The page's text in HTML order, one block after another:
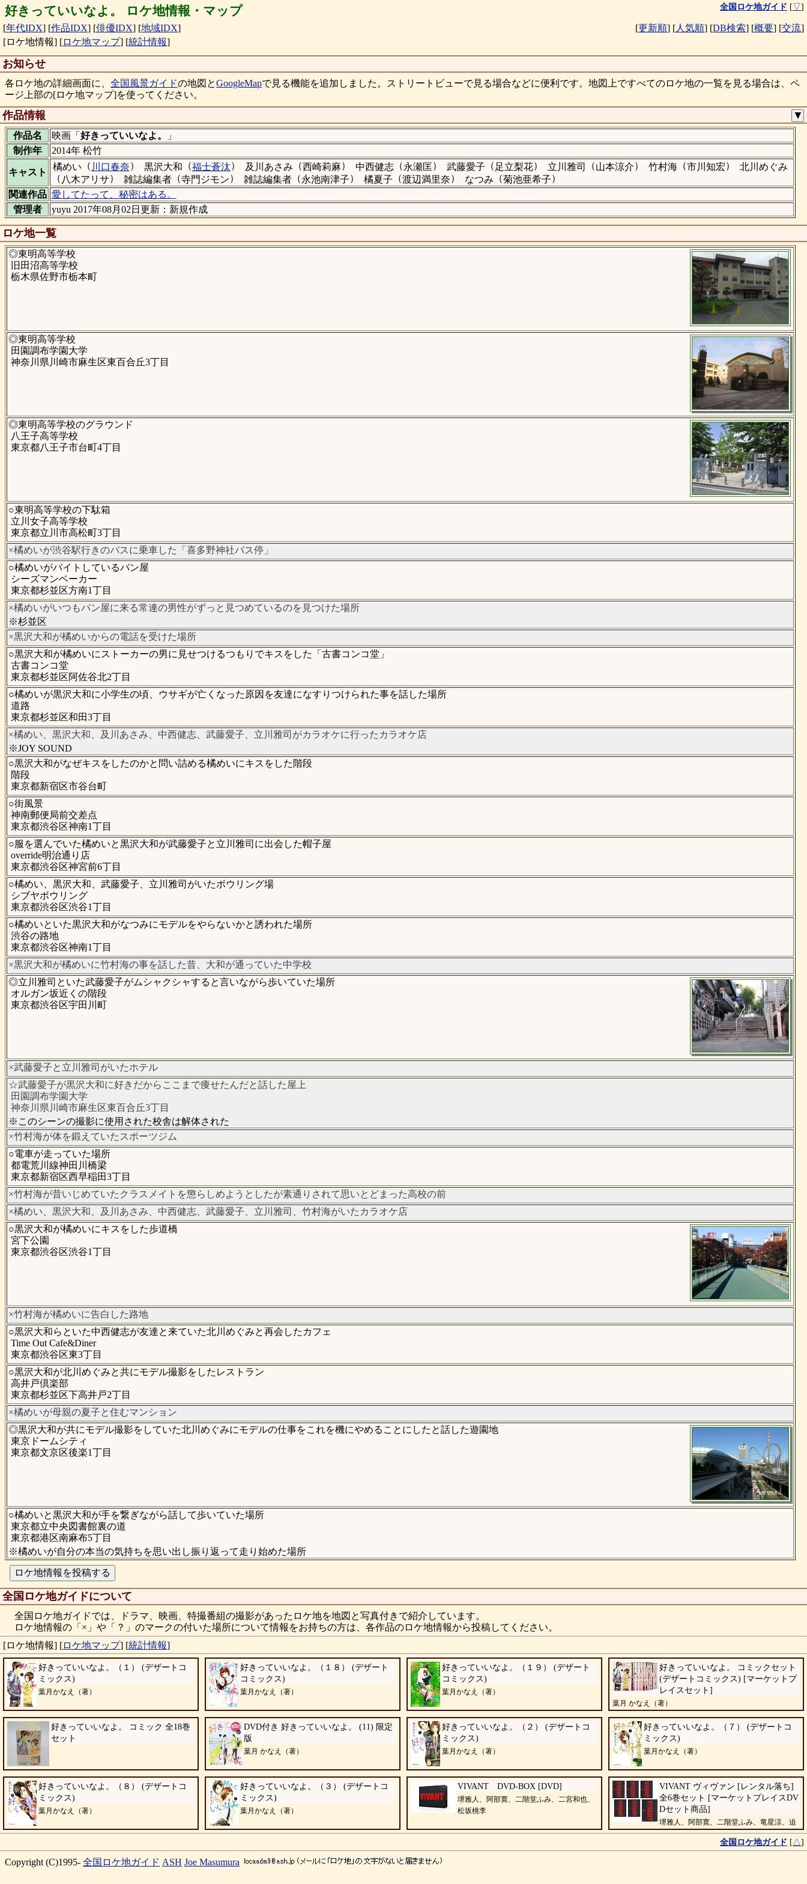
好きっていいなよ。 ロケ地情報・マップ 全国ロケ地ガイド [▽]
[年代IDX] [作品IDX] [俳優IDX] [地域IDX] [更新順] [人気順] [DB検索] [概要] [交流]
[ロケ地情報] [ロケ地マップ] [統計情報]
お知らせ
各ロケ地の詳細画面に、 全国風景ガイドの地図とGoogleMapで見る機能を追加しました。ストリートビューで見る場合などに便利です。地図上ですべてのロケ地の一覧を見る場合は、ペ
ージ上部の[ロケ地マップ]を使ってください。
作品情報 ▼
作品名 映画「 好きっていいなよ。
」
制作年
2014年 松竹
キャスト
橘めい （ 川口春奈） 黒沢大和 （福士蒼汰） 及川あさみ （西崎莉麻） 中西健志（永瀬匡） 武藤愛子 （ 足立梨花） 立川雅司 （山本涼介） 竹村海（市川知宏）
北川めぐみ
（ 八木アリサ） 雑誌編集者（寺門ジモン） 雑誌編集者（永池南津子） 橘夏子 （渡辺満里奈） なつみ （菊池亜希子）
関連作品 愛してたって、秘密はある。
管理者
yuyu 2017年08月02日更新：新規作成
ロケ地一覧
◎東明高等学校
旧田沼高等学校
栃木県佐野市栃本町
◎東明高等学校
田園調布学園大学
神奈川県川崎市麻生区東百合丘3丁目
◎東明高等学校のグラウンド
八王子高等学校
東京都八王子市台町4丁目
○東明高等学校の下駄箱
立川女子高等学校
東京都立川市高松町3丁目
×橘めいが渋谷駅行きのバスに乗車した「喜多野神社バス停」
○橘めいがバイトしているパン屋
シーズマンベーカー
東京都杉並区方南1丁目
×橘めいがいつもパン屋に来る常連の男性がずっと見つめているのを見つけた場所
※杉並区
×黒沢大和が橘めいからの電話を受けた場所
○黒沢大和が橘めいにストーカーの男に見せつけるつもりでキスをした「古書コンコ堂」
古書コンコ堂
東京都杉並区阿佐谷北2丁目
○橘めいが黒沢大和に小学生の頃、ウサギが亡くなった原因を友達になすりつけられた事を話した場所
道路
東京都杉並区和田3丁目
×橘めい、黒沢大和、及川あさみ、中西健志、武藤愛子、立川雅司がカラオケに行ったカラオケ店
※JOY SOUND
○黒沢大和がなぜキスをしたのかと問い詰める橘めいにキスをした階段
階段
東京都新宿区市谷台町
○街風景
神南郵便局前交差点
東京都渋谷区神南1丁目
○服を選んでいた橘めいと黒沢大和が武藤愛子と立川雅司に出会した帽子屋
override明治通り店
東京都渋谷区神宮前6丁目
○橘めい、黒沢大和、武藤愛子、立川雅司がいたボウリング場
シブヤボウリング
東京都渋谷区渋谷1丁目
○橘めいといた黒沢大和がなつみにモデルをやらないかと誘われた場所
渋谷の路地
東京都渋谷区神南1丁目
×黒沢大和が橘めいに竹村海の事を話した昔、大和が通っていた中学校
◎立川雅司といた武藤愛子がムシャクシャすると言いながら歩いていた場所
オルガン坂近くの階段
東京都渋谷区宇田川町
×武藤愛子と立川雅司がいたホテル
☆武藤愛子が黒沢大和に好きだからここまで痩せたんだと話した屋上
田園調布学園大学
神奈川県川崎市麻生区東百合丘3丁目
※このシーンの撮影に使用された校舎は解体された
×竹村海が体を鍛えていたスポーツジム
○電車が走っていた場所
都電荒川線神田川橋梁
東京都新宿区西早稲田3丁目
×竹村海が昔いじめていたクラスメイトを懲らしめようとしたが素通りされて思いとどまった高校の前
×橘めい、黒沢大和、及川あさみ、中西健志、武藤愛子、立川雅司、竹村海がいたカラオケ店
○黒沢大和が橘めいにキスをした歩道橋
宮下公園
東京都渋谷区渋谷1丁目
×竹村海が橘めいに告白した路地
○黒沢大和らといた中西健志が友達と来ていた北川めぐみと再会したカフェ
Time Out Cafe&Diner
東京都渋谷区東3丁目
○黒沢大和が北川めぐみと共にモデル撮影をしたレストラン
高井戸倶楽部
東京都杉並区下高井戸2丁目
×橘めいが母親の夏子と住むマンション
◎黒沢大和が共にモデル撮影をしていた北川めぐみにモデルの仕事をこれを機にやめることにしたと話した遊園地
東京ドームシティ
東京都文京区後楽1丁目
○橘めいと黒沢大和が手を繋ぎながら話して歩いていた場所
東京都立中央図書館裏の道
東京都港区南麻布5丁目
※橘めいが自分の本当の気持ちを思い出し振り返って走り始めた場所
全国ロケ地ガイドについて
全国ロケ地ガイドでは、ドラマ、映画、特撮番組の撮影があったロケ地を地図と写真付きで紹介しています。
ロケ地情報の「×」や「？」のマークの付いた場所について情報をお持ちの方は、各作品のロケ地情報から投稿してください。
[ロケ地情報] [ロケ地マップ] [統計情報]
好きっていいなよ。（１） (デザートコ
ミックス)
葉月かなえ（著）
好きっていいなよ。（１８） (デザート
コミックス)
葉月かなえ（著）
好きっていいなよ。（１９） (デザート
コミックス)
葉月かなえ（著）
好きっていいなよ。 コミックセット
(デザートコミックス) [マーケットプ
レイスセット]
葉月 かなえ（著）
好きっていいなよ。 コミック 全18巻
セット
DVD付き 好きっていいなよ。 (11) 限定
版
葉月 かなえ（著）
好きっていいなよ。（２） (デザートコ
ミックス)
葉月かなえ（著）
好きっていいなよ。（７） (デザートコ
ミックス)
葉月かなえ（著）
好きっていいなよ。（８） (デザートコ
ミックス)
葉月かなえ（著）
好きっていいなよ。（３） (デザートコ
ミックス)
葉月かなえ（著）
VIVANT DVD-BOX [DVD]
堺雅人、阿部寛、二階堂ふみ、二宮和也、
松坂桃李
VIVANT ヴィヴァン [レンタル落ち]
全6巻セット [マーケットプレイスDV
Dセット商品]
堺雅人、阿部寛、二階堂ふみ、竜星涼、迫
田孝也、河内大和、山中崇、飯沼愛、真凛
全国ロケ地ガイド [ △]
Copyright (C)1995- 全国ロケ地ガイド ASH Joe Masumura